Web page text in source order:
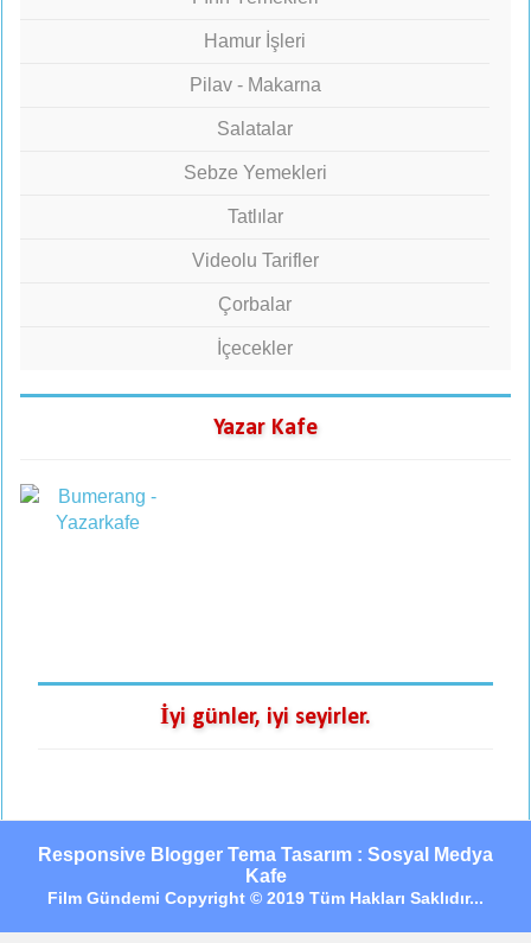
Hamur İşleri
Pilav - Makarna
Salatalar
Sebze Yemekleri
Tatlılar
Videolu Tarifler
Çorbalar
İçecekler
Yazar Kafe
İyi günler, iyi seyirler.
Responsive Blogger Tema Tasarım : Sosyal Medya
Kafe
Film Gündemi Copyright © 2019 Tüm Hakları Saklıdır...